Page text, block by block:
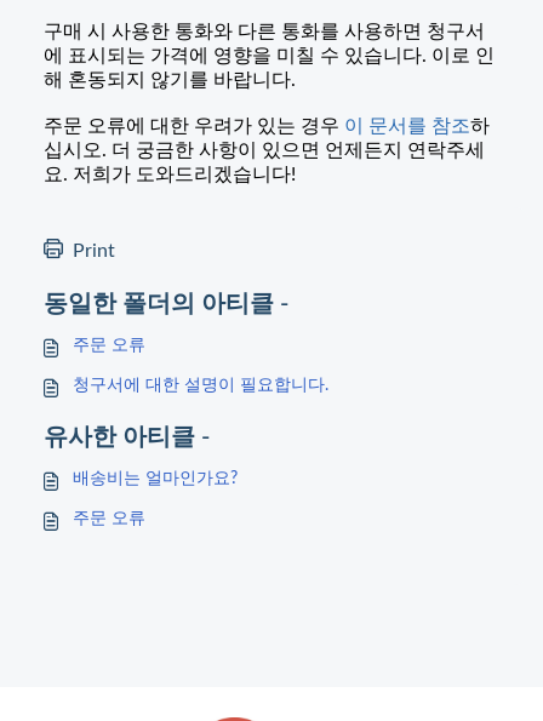
구매 시 사용한 통화와 다른 통화를 사용하면 청구서
에 표시되는 가격에 영향을 미칠 수 있습니다. 이로 인
해 혼동되지 않기를 바랍니다.
주문 오류에 대한 우려가 있는 경우 이 문서를 참조하
십시오. 더 궁금한 사항이 있으면 언제든지 연락주세
요. 저희가 도와드리겠습니다!
Print
동일한 폴더의 아티클 -
주문 오류
청구서에 대한 설명이 필요합니다.
유사한 아티클 -
배송비는 얼마인가요?
주문 오류